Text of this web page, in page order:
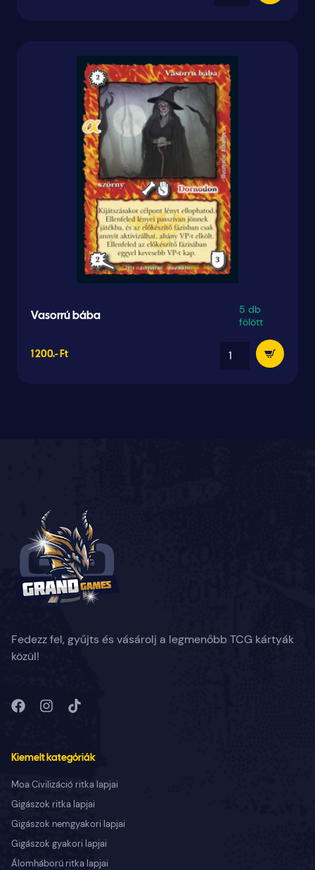
Vasorrú bába
5 db
fölött
1 200.- Ft
Fedezz fel, gyűjts és vásárolj a legmenőbb TCG kártyák
közül!
Kiemelt kategóriák
Moa Civilizáció ritka lapjai
Gigászok ritka lapjai
Gigászok nemgyakori lapjai
Gigászok gyakori lapjai
Álomháború ritka lapjai